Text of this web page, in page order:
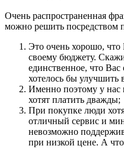
Очень распространенная
можно решить посредством
Это очень хорошо, что
своему бюджету.
единственное, что
хотелось бы улучшить
Именно поэтому у нас
хотят платить дважды;
При покупке люди
отличный сервис и
невозможно
при низкой цене. А